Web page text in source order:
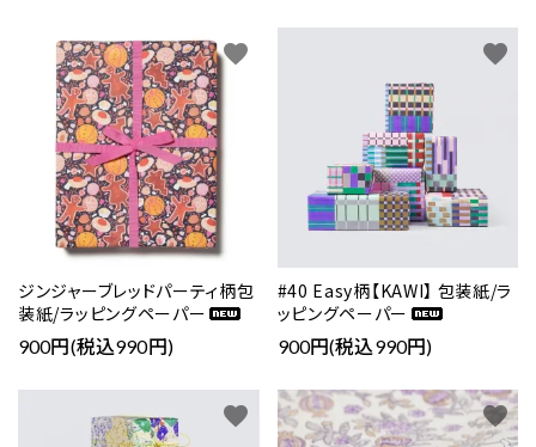
ジンジャーブレッドパーティ柄包
装紙/ラッピングペーパー
900円(税込990円)
favorite
#40 Easy柄【KAWI】 包装紙/ラ
ッピングペーパー
900円(税込990円)
favorite
favorite favorite